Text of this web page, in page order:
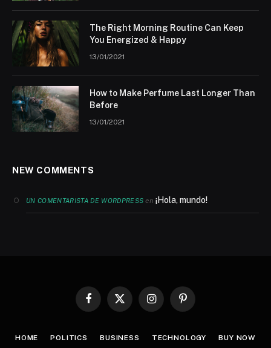
The Right Morning Routine Can Keep
You Energized & Happy
13/01/2021
How to Make Perfume Last Longer Than
Before
13/01/2021
NEW COMMENTS
UN COMENTARISTA DE WORDPRESS en¡Hola, mundo!
Facebook
X
InstagramPinterest
HOME POLITICS BUSINESS TECHNOLOGY BUY NOW